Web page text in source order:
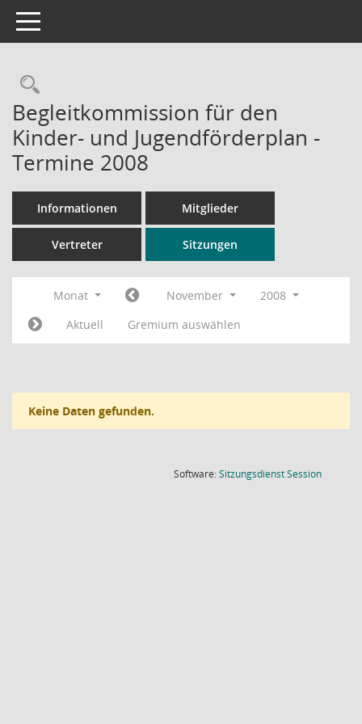
Toggle navigation
Rechercheauswahl
Begleitkommission für den
Kinder- und Jugendförderplan -
Termine 2008
Informationen Mitglieder
Vertreter Sitzungen
Monat November
2008
Aktuell
Gremium auswählen
Keine Daten gefunden.
Software:SitzungsdienstSession(Wird in